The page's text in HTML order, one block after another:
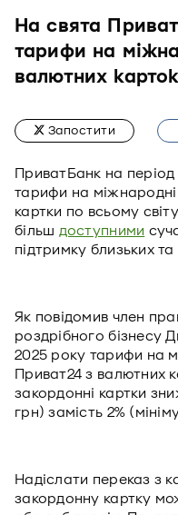
На свята
тарифи на
валютних карток
Запостити
ПриватБанк на період
тарифи на
картки по всьому
більш доступними
підтримку близьких
Як повідомив член
роздрібного бізнесу
2025 року тарифи на
Приват24 з валютних
закордонні картки
грн) замість 2%
Надіслати переказ з
закордонну картку